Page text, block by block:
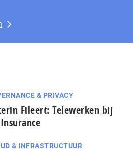
& PRIVACY
Fileert: Telewerken bij
& INFRASTRUCTUUR